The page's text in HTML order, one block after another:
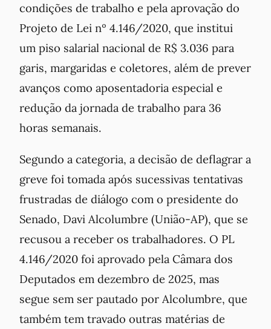
condições de trabalho e pela aprovação do
Projeto de Lei nº 4.146/2020, que institui
um piso salarial nacional de R$ 3.036 para
garis, margaridas e coletores, além de prever
avanços como aposentadoria especial e
redução da jornada de trabalho para 36
horas semanais.
Segundo a categoria, a decisão de deflagrar a
greve foi tomada após sucessivas tentativas
frustradas de diálogo com o presidente do
Senado, Davi Alcolumbre (União-AP), que se
recusou a receber os trabalhadores. O PL
4.146/2020 foi aprovado pela Câmara dos
Deputados em dezembro de 2025, mas
segue sem ser pautado por Alcolumbre, que
também tem travado outras matérias de